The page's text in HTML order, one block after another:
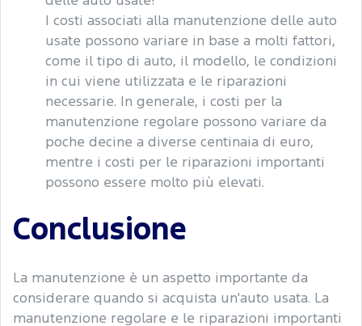
I costi associati alla manutenzione delle auto
usate possono variare in base a molti fattori,
come il tipo di auto, il modello, le condizioni
in cui viene utilizzata e le riparazioni
necessarie. In generale, i costi per la
manutenzione regolare possono variare da
poche decine a diverse centinaia di euro,
mentre i costi per le riparazioni importanti
possono essere molto più elevati.
Conclusione
La manutenzione è un aspetto importante da
considerare quando si acquista un'auto usata. La
manutenzione regolare e le riparazioni importanti